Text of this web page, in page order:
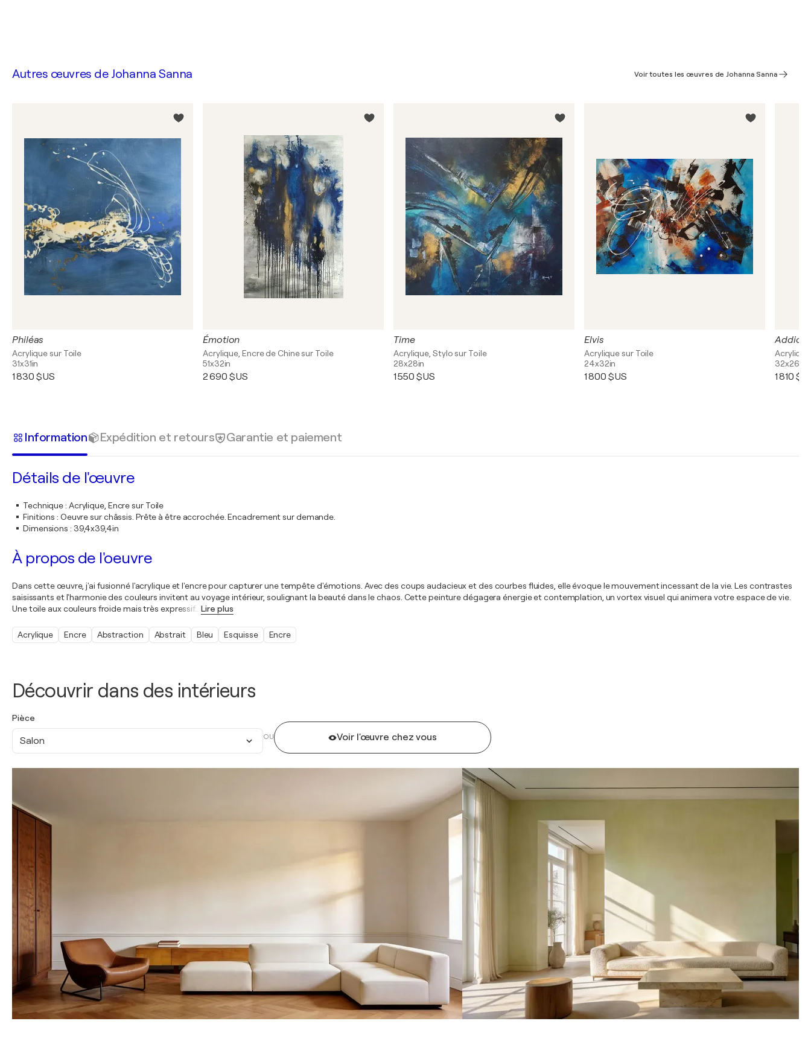
Découvrir dans des intérieurs
Pièce
Salon OU Voir l'œuvre chez vous
Autres œuvres de Johanna Sanna Voir toutes les œuvres de Johanna Sanna
Philéas
Acrylique sur Toile
31x31in
1 830 $US
Émotion
Acrylique, Encre de Chine sur Toile
51x32in
2 690 $US
Time
Acrylique, Stylo sur Toile
28x28in
1 550 $US
Elvis
Acrylique sur Toile
24x32in
1 800 $US
32x26in
1 810
Information Expédition et retours Garantie et paiement
Détails de l'œuvre
Technique: Acrylique, Encre sur Toile
Finitions : Oeuvre sur châssis. Prête à être accrochée. Encadrement sur demande.
Dimensions : 39,4x39,4in
À propos de l'oeuvre
Dans cette œuvre, j'ai fusionné l'acrylique et l'encre pour capturer une tempête d'émotions. Avec des coups audacieux et des courbes fluides, elle évoque le mouvement incessant de la vie. Les contrastes
saisissants et l'harmonie des couleurs invitent au voyage intérieur, soulignant la beauté dans le chaos. Cette peinture dégagera énergie et contemplation, un vortex visuel qui animera votre espace de vie.
Une toile aux couleurs froide mais très expressif… Lire plus
Acrylique Encre Abstraction Abstrait Bleu Esquisse Encre